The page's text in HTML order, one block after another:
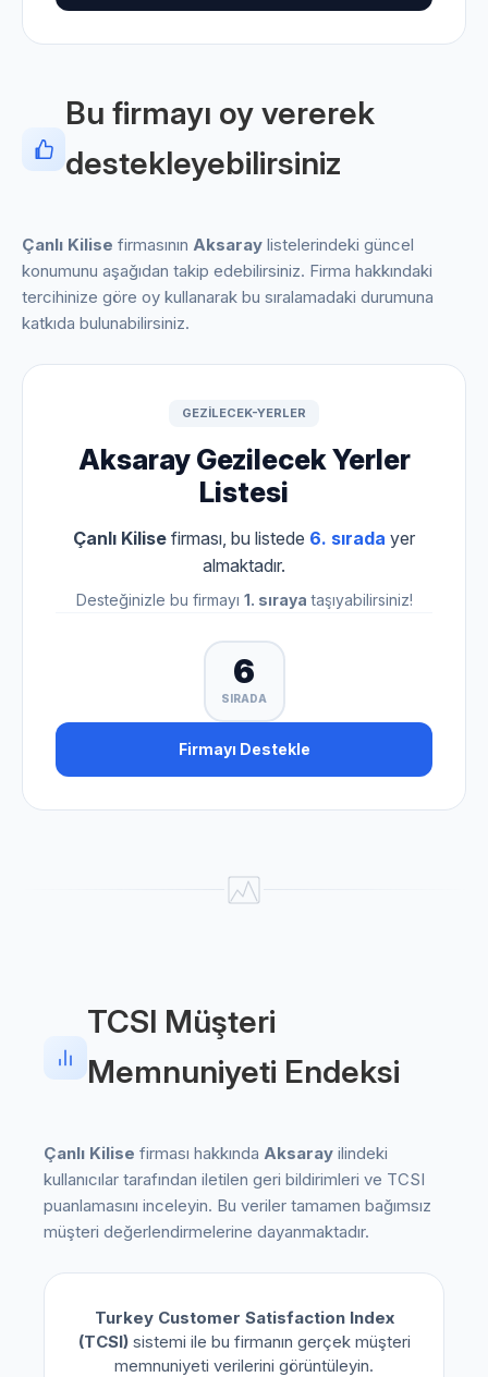
Bu firmayı oy vererek
destekleyebilirsiniz
Çanlı Kilise firmasının Aksaray listelerindeki güncel
konumunu aşağıdan takip edebilirsiniz. Firma hakkındaki
tercihinize göre oy kullanarak bu sıralamadaki durumuna
katkıda bulunabilirsiniz.
GEZILECEK-YERLER
Aksaray Gezilecek Yerler
Listesi
Çanlı Kilise firması, bu listede 6. sırada yer
almaktadır.
Desteğinizle bu firmayı 1. sıraya taşıyabilirsiniz!
6
SIRADA
Firmayı Destekle
TCSI Müşteri
Memnuniyeti Endeksi
Çanlı Kilise firması hakkında Aksaray ilindeki
kullanıcılar tarafından iletilen geri bildirimleri ve TCSI
puanlamasını inceleyin. Bu veriler tamamen bağımsız
müşteri değerlendirmelerine dayanmaktadır.
Turkey Customer Satisfaction Index
(TCSI)sistemi ile bu firmanın gerçek müşteri
memnuniyeti verilerini görüntüleyin.